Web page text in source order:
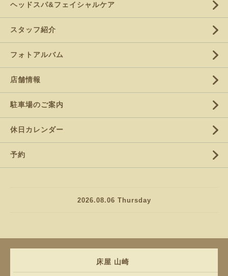
ヘッドスパ&フェイシャルケア
スタッフ紹介
フォトアルバム
店舗情報
駐車場のご案内
休日カレンダー
予約
2026.08.06 Thursday
床屋 山崎